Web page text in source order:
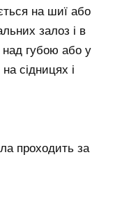
на шиї або
залоз і в
над губою або у
сідницях і
проходить за